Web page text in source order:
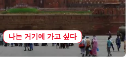
나는 거기에 가고 싶다